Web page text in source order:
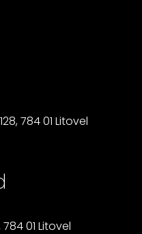
784 01 Litovel
01 Litovel